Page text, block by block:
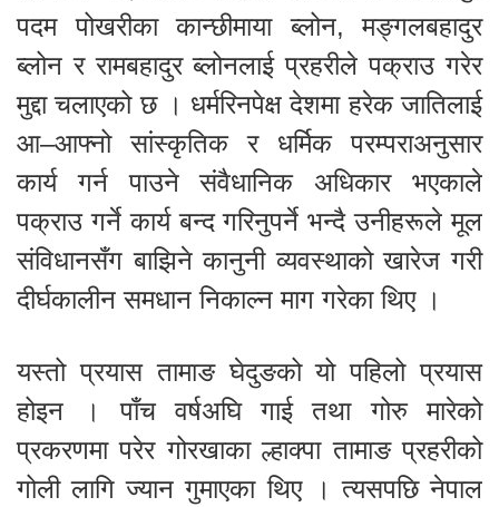
पदम पोखरीका कान्छीमाया ब्लोन, मङ्गलबहादुर
ब्लोन र रामबहादुर ब्लोनलाई प्रहरीले पक्राउ गरेर
मुद्दा चलाएको छ । धर्मरिनपेक्ष देशमा हरेक जातिलाई
आ–आफ्नो सांस्कृतिक र धर्मिक परम्पराअनुसार
कार्य गर्न पाउने संवैधानिक अधिकार भएकाले
पक्राउ गर्ने कार्य बन्द गरिनुपर्ने भन्दै उनीहरूले मूल
संविधानसँग बाझिने कानुनी व्यवस्थाको खारेज गरी
दीर्घकालीन समधान निकाल्न माग गरेका थिए ।
यस्तो प्रयास तामाङ घेदुङको यो पहिलो प्रयास
होइन । पाँच वर्षअघि गाई तथा गोरु मारेको
प्रकरणमा परेर गोरखाका ल्हाक्पा तामाङ प्रहरीको
गोली लागि ज्यान गुमाएका थिए । त्यसपछि नेपाल